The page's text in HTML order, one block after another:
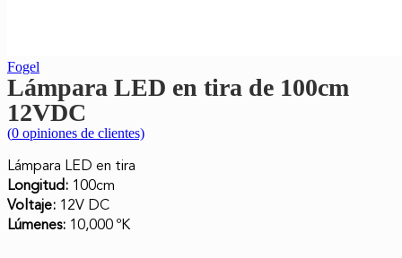
Fogel
Lámpara LED en tira de 100cm
12VDC
(0 opiniones de clientes)
Lámpara LED en tira
Longitud: 100cm
Voltaje: 12V DC
Lúmenes: 10,000 ºK